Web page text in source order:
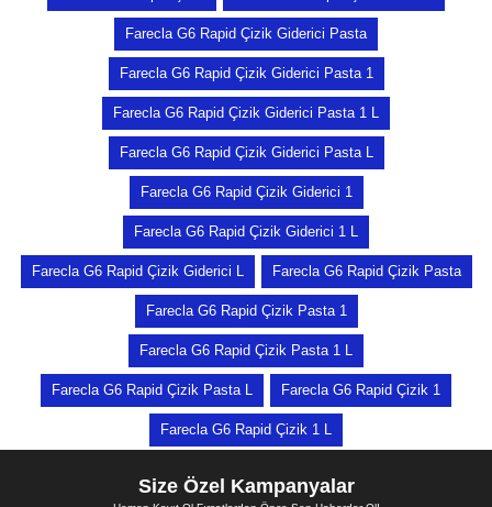
Farecla G6 Rapid Çizik Giderici Pasta
Farecla G6 Rapid Çizik Giderici Pasta 1
Farecla G6 Rapid Çizik Giderici Pasta 1 L
Farecla G6 Rapid Çizik Giderici Pasta L
Farecla G6 Rapid Çizik Giderici 1
Farecla G6 Rapid Çizik Giderici 1 L
Farecla G6 Rapid Çizik Giderici L Farecla G6 Rapid Çizik Pasta
Farecla G6 Rapid Çizik Pasta 1
Farecla G6 Rapid Çizik Pasta 1 L
Farecla G6 Rapid Çizik Pasta L Farecla G6 Rapid Çizik 1
Farecla G6 Rapid Çizik 1 L
Size Özel Kampanyalar